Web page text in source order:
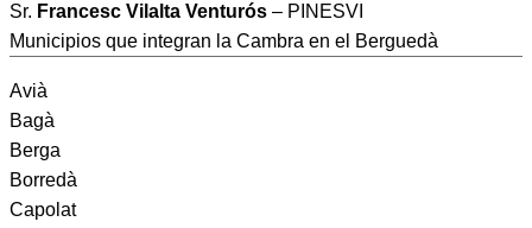
Sr. Francesc Vilalta Venturós – PINESVI
Municipios que integran la Cambra en el Berguedà
Avià
Bagà
Berga
Borredà
Capolat